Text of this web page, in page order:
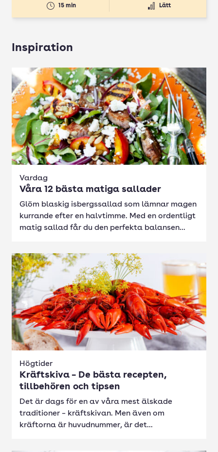
15 min Lätt
Inspiration
Vardag
Våra 12 bästa matiga sallader
Glöm blaskig isbergssallad som lämnar magen
kurrande efter en halvtimme. Med en ordentligt
matig sallad får du den perfekta balansen...
Högtider
Kräftskiva – De bästa recepten,
tillbehören och tipsen
Det är dags för en av våra mest älskade
traditioner – kräftskivan. Men även om
kräftorna är huvudnummer, är det...